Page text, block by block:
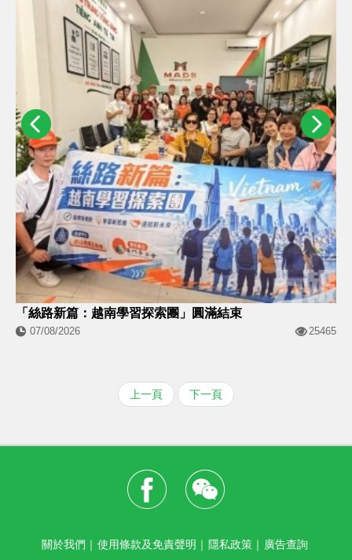
「絲路新篇：越南學習探索團」圓滿結束
07/08/2026 25465
上一頁 下一頁
關於我們 ｜ 使用條款及免責聲明 ｜ 隱私政策 ｜ 廣告查詢